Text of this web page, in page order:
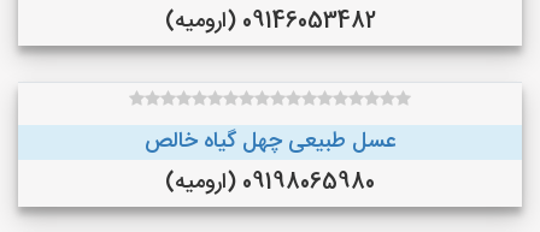
09146053482 (ارومیه)
عسل طبیعی چهل گیاه خالص
09198065980 (ارومیه)